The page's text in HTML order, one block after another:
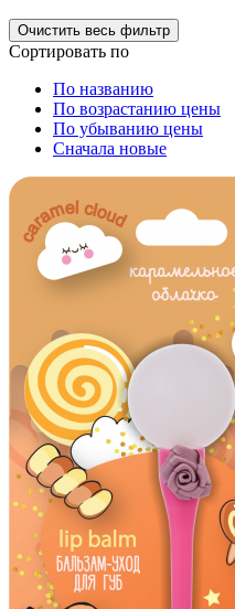
Сортировать по
По названию
По возрастанию цены
По убыванию цены
Сначала новые